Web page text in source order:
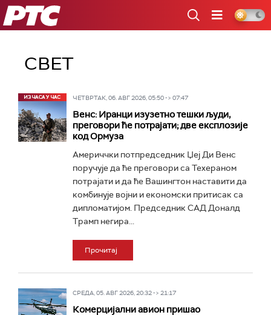
РТС
СВЕТ
ЧЕТВРТАК, 06. АВГ 2026, 05:50 -> 07:47
Венс: Иранци изузетно тешки људи,
преговори ће потрајати; две експлозије
код Ормуза
Америччки потпредседник Џеј Ди Венс
поручује да ће преговори са Техераном
потрајати и да ће Вашингтон наставити да
комбинује војни и економски притисак са
дипломатијом. Председник САД Доналд
Трамп негира...
Прочитај
СРЕДА, 05. АВГ 2026, 20:32 -> 21:17
Комерцијални авион пришао